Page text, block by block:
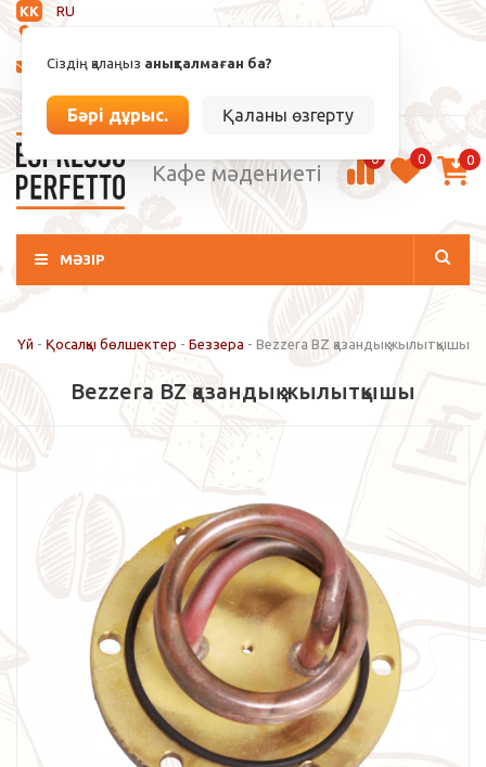
KK
RU
Сіздің қалаңыз анықталмаған ба?
Бәрі дұрыс. Қаланы өзгерту
info@espressoperfetto.kz
Кафе мәдениеті
0 0 0
МӘЗІР
Үй - Қосалқы бөлшектер - Беззера - Bezzera BZ қазандық жылытқышы
Bezzera BZ қазандық жылытқышы